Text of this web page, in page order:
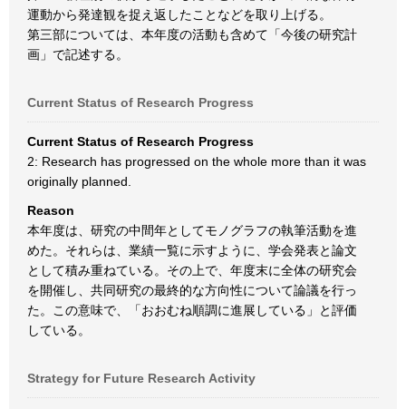
運動から発達観を捉え返したことなどを取り上げる。
第三部については、本年度の活動も含めて「今後の研究計
画」で記述する。
Current Status of Research Progress
Current Status of Research Progress
2: Research has progressed on the whole more than it was
originally planned.
Reason
本年度は、研究の中間年としてモノグラフの執筆活動を進
めた。それらは、業績一覧に示すように、学会発表と論文
として積み重ねている。その上で、年度末に全体の研究会
を開催し、共同研究の最終的な方向性について論議を行っ
た。この意味で、「おおむね順調に進展している」と評価
している。
Strategy for Future Research Activity